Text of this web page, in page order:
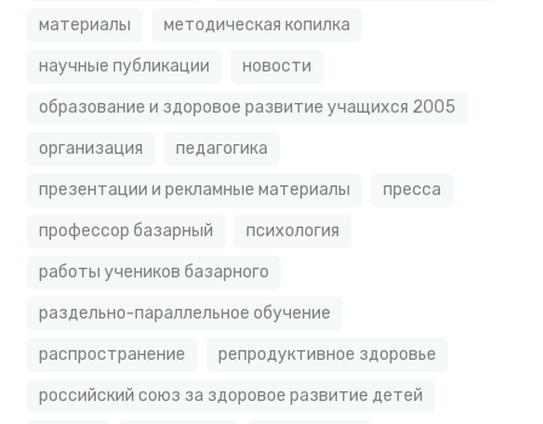
материалы
методическая копилка
научные публикации
новости
образование и здоровое развитие учащихся 2005
организация
педагогика
презентации и рекламные материалы
пресса
профессор базарный
психология
работы учеников базарного
раздельно-параллельное обучение
распространение
репродуктивное здоровье
российский союз за здоровое развитие детей